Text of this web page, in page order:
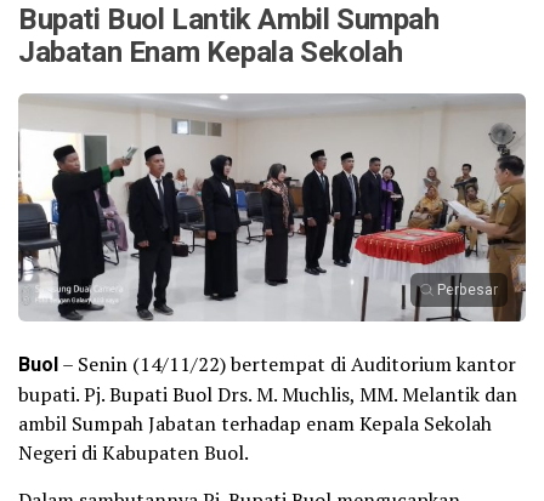
Bupati Buol Lantik Ambil Sumpah
Jabatan Enam Kepala Sekolah
Perbesar
Buol– Senin (14/11/22) bertempat di Auditorium kantor
bupati. Pj. Bupati Buol Drs. M. Muchlis, MM. Melantik dan
ambil Sumpah Jabatan terhadap enam Kepala Sekolah
Negeri di Kabupaten Buol.